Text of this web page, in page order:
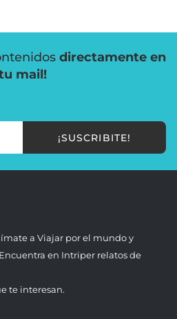
directamente en
mail!
¡SUSCRIBITE!
a Viajar por el mundo y
en Intriper relatos de
te interesan.